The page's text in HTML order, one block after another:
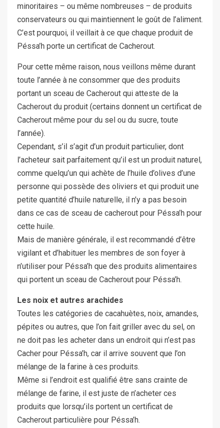
minoritaires – ou même nombreuses – de produits
conservateurs ou qui maintiennent le goût de l’aliment.
C’est pourquoi, il veillait à ce que chaque produit de
Péssa’h porte un certificat de Cacherout.
Pour cette même raison, nous veillons même durant
toute l’année à ne consommer que des produits
portant un sceau de Cacherout qui atteste de la
Cacherout du produit (certains donnent un certificat de
Cacherout même pour du sel ou du sucre, toute
l’année).
Cependant, s’il s’agit d’un produit particulier, dont
l’acheteur sait parfaitement qu’il est un produit naturel,
comme quelqu’un qui achète de l’huile d’olives d’une
personne qui possède des oliviers et qui produit une
petite quantité d’huile naturelle, il n’y a pas besoin
dans ce cas de sceau de cacherout pour Péssa’h pour
cette huile.
Mais de manière générale, il est recommandé d’être
vigilant et d’habituer les membres de son foyer à
n’utiliser pour Péssa’h que des produits alimentaires
qui portent un sceau de Cacherout pour Péssa’h.
Les noix et autres arachides
Toutes les catégories de cacahuètes, noix, amandes,
pépites ou autres, que l’on fait griller avec du sel, on
ne doit pas les acheter dans un endroit qui n’est pas
Cacher pour Péssa’h, car il arrive souvent que l’on
mélange de la farine à ces produits.
Même si l’endroit est qualifié être sans crainte de
mélange de farine, il est juste de n’acheter ces
produits que lorsqu’ils portent un certificat de
Cacherout particulière pour Péssa’h.